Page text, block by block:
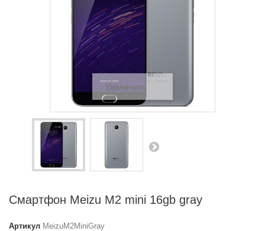
Увеличить
Смартфон Meizu M2 mini 16gb gray
Артикул MeizuM2MiniGray